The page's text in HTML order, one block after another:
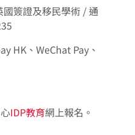
國簽證及移民學術 / 通
HK、WeChat Pay、
IDP教育網上報名。